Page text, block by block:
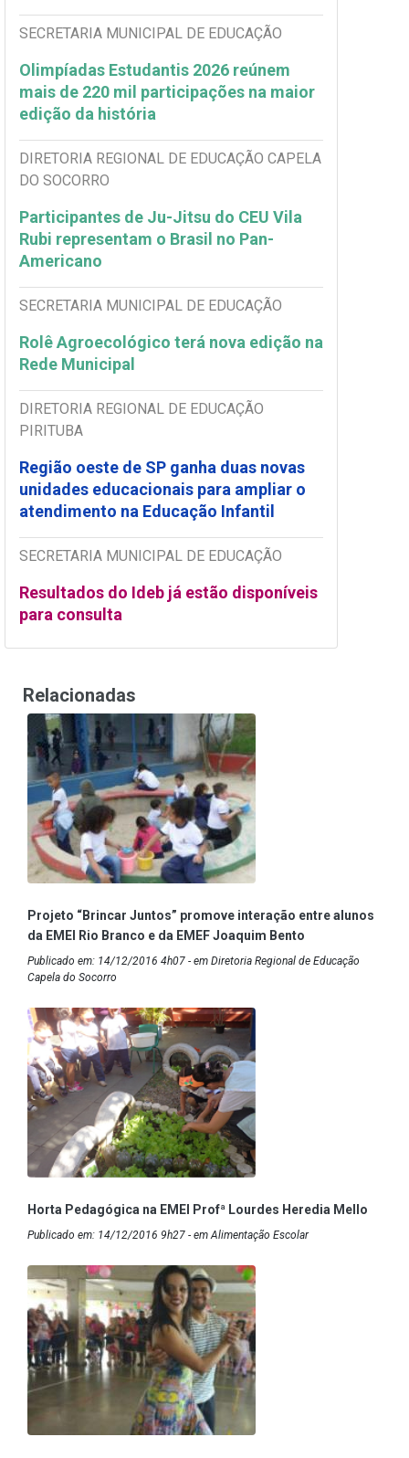
SECRETARIA MUNICIPAL DE EDUCAÇÃO
Olimpíadas Estudantis 2026 reúnem
mais de 220 mil participações na maior
edição da história
DIRETORIA REGIONAL DE EDUCAÇÃO CAPELA
DO SOCORRO
Participantes de Ju-Jitsu do CEU Vila
Rubi representam o Brasil no Pan-
Americano
SECRETARIA MUNICIPAL DE EDUCAÇÃO
Rolê Agroecológico terá nova edição na
Rede Municipal
DIRETORIA REGIONAL DE EDUCAÇÃO
PIRITUBA
Região oeste de SP ganha duas novas
unidades educacionais para ampliar o
atendimento na Educação Infantil
SECRETARIA MUNICIPAL DE EDUCAÇÃO
Resultados do Ideb já estão disponíveis
para consulta
Relacionadas
Projeto “Brincar Juntos” promove interação entre alunos
da EMEI Rio Branco e da EMEF Joaquim Bento
Publicado em: 14/12/2016 4h07 - em Diretoria Regional de Educação
Capela do Socorro
Horta Pedagógica na EMEI Profª Lourdes Heredia Mello
Publicado em: 14/12/2016 9h27 - em Alimentação Escolar